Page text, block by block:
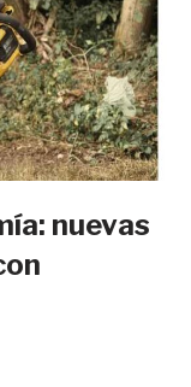
nuevas